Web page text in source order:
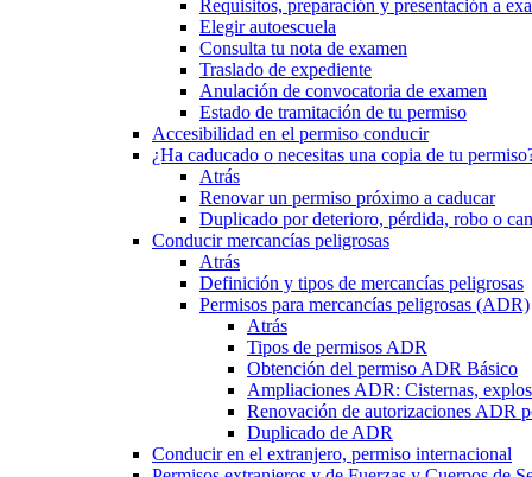
Requisitos, preparación y presentación a
Elegir autoescuela
Consulta tu nota de examen
Traslado de expediente
Anulación de convocatoria de examen
Estado de tramitación de tu permiso
Accesibilidad en el permiso conducir
¿Ha caducado o necesitas una copia de tu
Atrás
Renovar un permiso próximo a caducar
Duplicado por deterioro, pérdida, robo o
Conducir mercancías peligrosas
Atrás
Definición y tipos de mercancías peligrosas
Permisos para mercancías peligrosas (ADR)
Atrás
Tipos de permisos ADR
Obtención del permiso ADR Básico
Ampliaciones ADR: Cisternas,
Renovación de autorizaciones ADR
Duplicado de ADR
Conducir en el extranjero, permiso internacional